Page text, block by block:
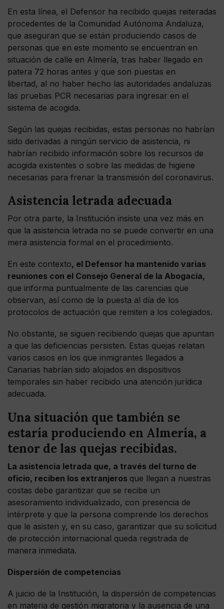
En esta línea, el Defensor ha recibido quejas reiteradas
procedentes de la Comunidad Autónoma Andaluza,
que aseguran que se están produciendo casos de
personas que en este momento se encuentran en
situación de calle en Almería, tras haber llegado en
patera 72 horas antes y que son puestas en
libertad, al no haber hecho las autoridades andaluzas
las pruebas PCR necesarias para ingresar en el
sistema de acogida.
Según las quejas recibidas, estas personas no habrían
sido derivadas a ningún servicio de asistencia, ni
habrían recibido información sobre los recursos de
acogida existentes o sobre las medidas de higiene
necesarias para frenar la transmisión del coronavirus.
Asistencia letrada adecuada
Por otra parte, la Institución insiste una vez más en
que la asistencia letrada no se puede convertir en una
mera asistencia formal en el procedimiento.
En este contexto, el Defensor ha mantenido varias
reuniones con el Consejo General de la Abogacía,
que informa puntualmente de las carencias que
observan, así como de la puesta al día de los
protocolos de actuación que remiten a los colegiados.
No obstante, se siguen recibiendo quejas que apuntan
a que las deficiencias persisten. Estas quejas relatan
varios casos en los que inmigrantes llegados a
Canarias habrían sido alojados en dispositivos
temporales sin haber recibido una atención jurídica
adecuada.
Una situación que también se
estaría produciendo en Almería, a
tenor de las quejas recibidas.
La asistencia letrada que, a través del turno de
oficio, reciben los extranjeros que llegan a nuestras
costas debe garantizar que se recibe un
asesoramiento individualizado, con presencia de
intérprete y que la persona comprende los derechos
que le asisten y, en su caso, garantizar que su solicitud
de protección internacional queda registrada de
manera inmediata.
Dispersión de competencias
A juicio de la Institución, la dispersión de competencias
en materia de gestión migratoria y la ausencia de una